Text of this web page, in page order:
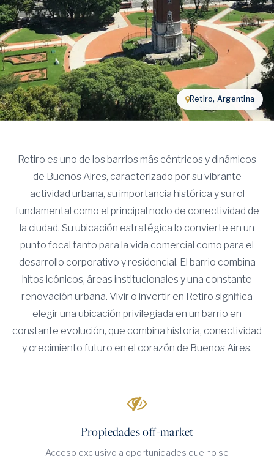
Retiro, Argentina
Retiro es uno de los barrios más céntricos y dinámicos
de Buenos Aires, caracterizado por su vibrante
actividad urbana, su importancia histórica y su rol
fundamental como el principal nodo de conectividad de
la ciudad. Su ubicación estratégica lo convierte en un
punto focal tanto para la vida comercial como para el
desarrollo corporativo y residencial. El barrio combina
hitos icónicos, áreas institucionales y una constante
renovación urbana. Vivir o invertir en Retiro significa
elegir una ubicación privilegiada en un barrio en
constante evolución, que combina historia, conectividad
y crecimiento futuro en el corazón de Buenos Aires.
Propiedades off-market
Acceso exclusivo a oportunidades que no se